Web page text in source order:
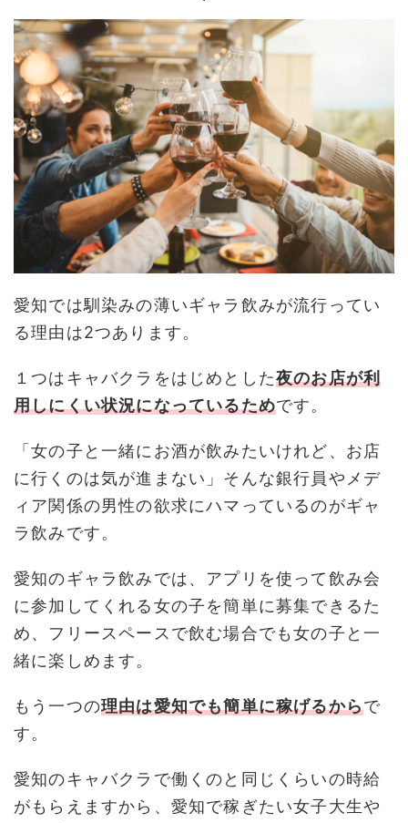
愛知では馴染みの薄いギャラ飲みが流行ってい
る理由は2つあります。
１つはキャバクラをはじめとした夜のお店が利
用しにくい状況になっているためです。
「女の子と一緒にお酒が飲みたいけれど、お店
に行くのは気が進まない」そんな銀行員やメデ
ィア関係の男性の欲求にハマっているのがギャ
ラ飲みです。
愛知のギャラ飲みでは、アプリを使って飲み会
に参加してくれる女の子を簡単に募集できるた
め、フリースペースで飲む場合でも女の子と一
緒に楽しめます。
もう一つの理由は愛知でも簡単に稼げるからで
す。
愛知のキャバクラで働くのと同じくらいの時給
がもらえますから、愛知で稼ぎたい女子大生や